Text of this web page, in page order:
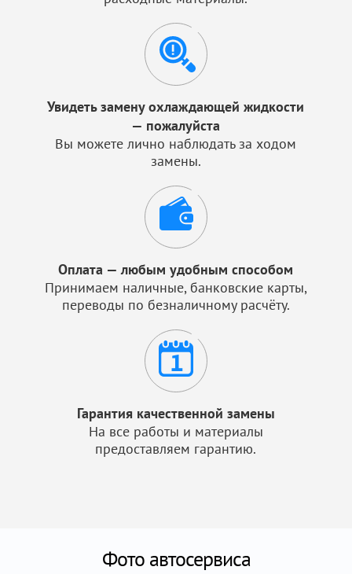
Увидеть замену охлаждающей жидкости
— пожалуйста
Вы можете лично наблюдать за ходом
замены.
Оплата — любым удобным способом
Принимаем наличные, банковские карты,
переводы по безналичному расчёту.
Гарантия качественной замены
На все работы и материалы
предоставляем гарантию.
Фото автосервиса